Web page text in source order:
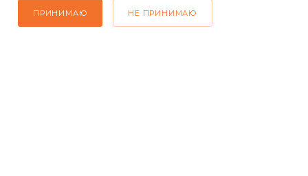
ТЦ «Савеловский», мобильный
ряд, павильон Л153 ул. Сущевский
ПРИНИМАЮ НЕ ПРИНИМАЮ